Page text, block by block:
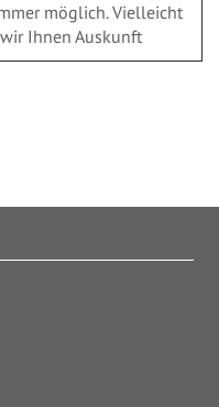
möglich. Vielleicht
Ihnen Auskunft